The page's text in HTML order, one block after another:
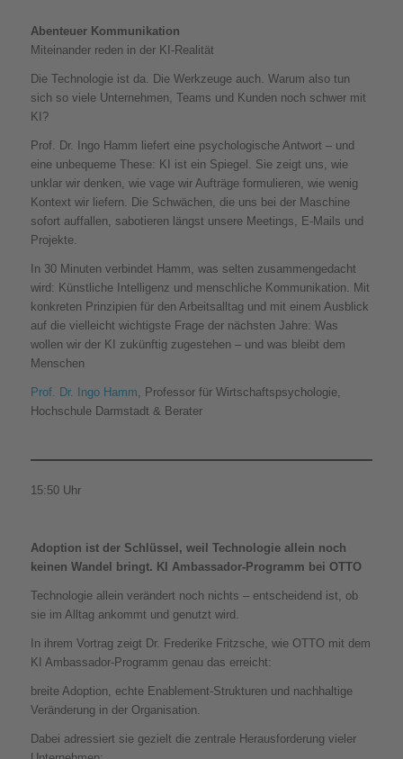
Abenteuer Kommunikation
Miteinander reden in der KI-Realität
Die Technologie ist da. Die Werkzeuge auch. Warum also tun
sich so viele Unternehmen, Teams und Kunden noch schwer mit
KI?
Prof. Dr. Ingo Hamm liefert eine psychologische Antwort – und
eine unbequeme These: KI ist ein Spiegel. Sie zeigt uns, wie
unklar wir denken, wie vage wir Aufträge formulieren, wie wenig
Kontext wir liefern. Die Schwächen, die uns bei der Maschine
sofort auffallen, sabotieren längst unsere Meetings, E-Mails und
Projekte.
In 30 Minuten verbindet Hamm, was selten zusammengedacht
wird: Künstliche Intelligenz und menschliche Kommunikation. Mit
konkreten Prinzipien für den Arbeitsalltag und mit einem Ausblick
auf die vielleicht wichtigste Frage der nächsten Jahre: Was
wollen wir der KI zukünftig zugestehen – und was bleibt dem
Menschen
Prof. Dr. Ingo Hamm, Professor für Wirtschaftspsychologie,
Hochschule Darmstadt & Berater
15:50 Uhr
Adoption ist der Schlüssel, weil Technologie allein noch
keinen Wandel bringt. KI Ambassador-Programm bei OTTO
Technologie allein verändert noch nichts – entscheidend ist, ob
sie im Alltag ankommt und genutzt wird.
In ihrem Vortrag zeigt Dr. Frederike Fritzsche, wie OTTO mit dem
KI Ambassador-Programm genau das erreicht:
breite Adoption, echte Enablement-Strukturen und nachhaltige
Veränderung in der Organisation.
Dabei adressiert sie gezielt die zentrale Herausforderung vieler